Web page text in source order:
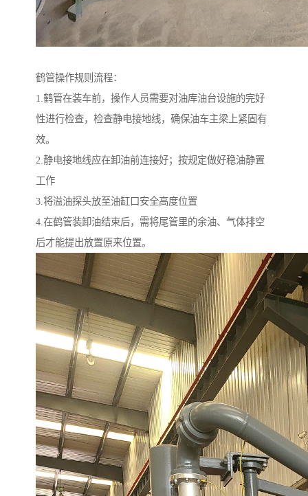
鹤管操作规则流程：
1.鹤管在装车前，操作人员需要对油库油台设施的完好
性进行检查，检查静电接地线，确保油车主梁上紧固有
效。
2.静电接地线应在卸油前连接好；按规定做好稳油静置
工作
3.将溢油探头放至油缸口安全高度位置
4.在鹤管装卸油结束后，需将尾管里的余油、气体排空
后才能提出放置原来位置。